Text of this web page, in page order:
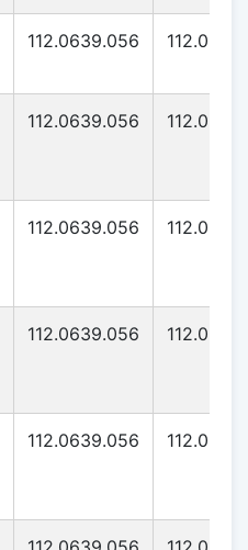
112.0639.056
112.0639.056
112.0639.056
112.0639.056
112.0639.056